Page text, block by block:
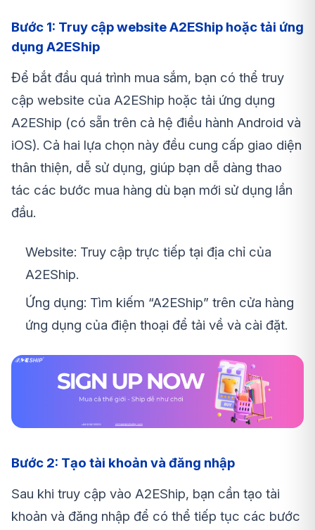
Bước 1: Truy cập website A2EShip hoặc tải ứng
dụng A2EShip
Để bắt đầu quá trình mua sắm, bạn có thể truy
cập website của A2EShip hoặc tải ứng dụng
A2EShip (có sẵn trên cả hệ điều hành Android và
iOS). Cả hai lựa chọn này đều cung cấp giao diện
thân thiện, dễ sử dụng, giúp bạn dễ dàng thao
tác các bước mua hàng dù bạn mới sử dụng lần
đầu.
Website: Truy cập trực tiếp tại địa chỉ của
A2EShip.
Ứng dụng: Tìm kiếm “A2EShip” trên cửa hàng
ứng dụng của điện thoại để tải về và cài đặt.
Bước 2: Tạo tài khoản và đăng nhập
Sau khi truy cập vào A2EShip, bạn cần tạo tài
khoản và đăng nhập để có thể tiếp tục các bước